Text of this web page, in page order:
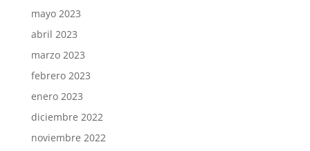
mayo 2023
abril 2023
marzo 2023
febrero 2023
enero 2023
diciembre 2022
noviembre 2022